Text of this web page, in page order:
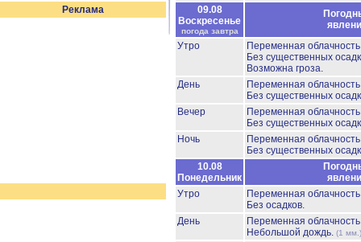
Реклама
09.08
Воскресенье
погода завтра
Утро
Переменная
Без существенных
Возможна гроза.
День
Переменная
Без существенных
Вечер
Переменная
Без существенных
Ночь
Переменная
Без существенных
10.08
Понедельник
Утро
Переменная
Без осадков.
День
Переменная
Небольшой дождь. (1 мм.)